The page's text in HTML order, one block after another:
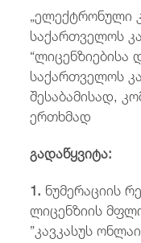
„ელექტრონული
საქართველოს
“ლიცენზიებისა
საქართველოს
შესაბამისად,
ერთხმად
გადაწყვიტა:
1. ნუმერაციის
ლიცენზიის
”კავკასუს